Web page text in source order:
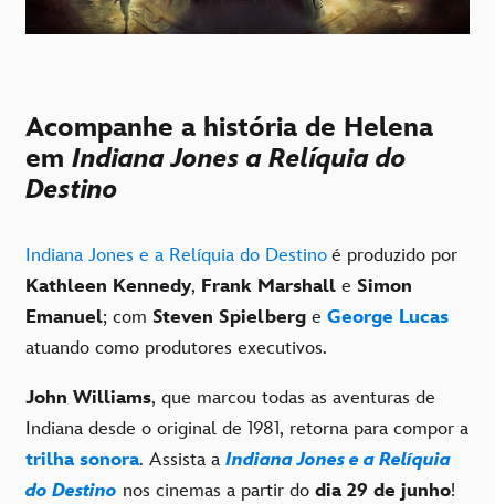
Acompanhe a história de Helena
em Indiana Jones a Relíquia do
Destino
Indiana Jones e a Relíquia do Destino é produzido por
Kathleen Kennedy, Frank Marshall e Simon
Emanuel; com Steven Spielberg e George Lucas
atuando como produtores executivos.
John Williams, que marcou todas as aventuras de
Indiana desde o original de 1981, retorna para compor a
trilha sonora. Assista a Indiana Jones e a Relíquia
do Destino nos cinemas a partir do dia 29 de junho!